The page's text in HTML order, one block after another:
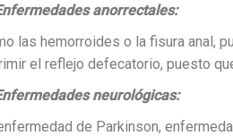
anorrectales:
las hemorroides o la fisura anal,
el reflejo defecatorio, puesto
neurológicas:
de Parkinson,